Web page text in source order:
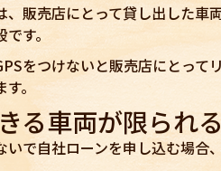
、販売店にとって貸し出した
す。
をつけないと販売店にとって
。
る車両が限られ
いで自社ローンを申し込む場